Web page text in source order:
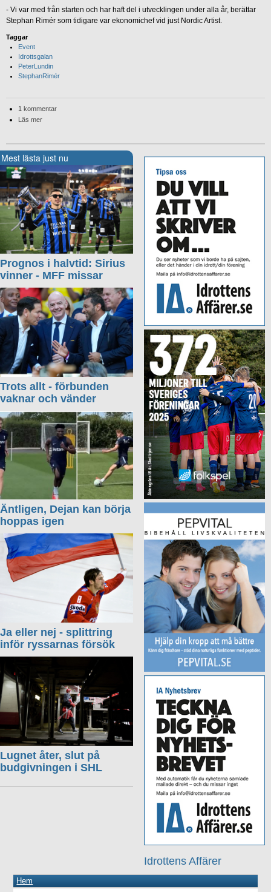
- Vi var med från starten och har haft del i utvecklingen under alla år, berättar
Stephan Rimér som tidigare var ekonomichef vid just Nordic Artist.
Taggar
Event
Idrottsgalan
PeterLundin
StephanRimér
1 kommentar
Läs mer
Idrottens Affärer
Mest lästa just nu
Prognos i halvtid: Sirius
vinner - MFF missar
Trots allt - förbunden
vaknar och vänder
Äntligen, Dejan kan börja
hoppas igen
Ja eller nej - splittring
inför ryssarnas försök
Lugnet åter, slut på
budgivningen i SHL
Hem